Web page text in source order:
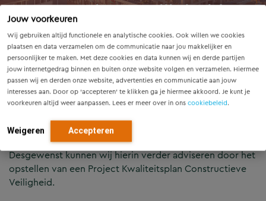
Jouw voorkeuren
Wij gebruiken altijd functionele en analytische cookies. Ook willen we cookies
plaatsen en data verzamelen om de communicatie naar jou makkelijker en
persoonlijker te maken. Met deze cookies en data kunnen wij en derde partijen
jouw internetgedrag binnen en buiten onze website volgen en verzamelen. Hiermee
passen wij en derden onze website, advertenties en communicatie aan jouw
interesses aan. Door op ‘accepteren’ te klikken ga je hiermee akkoord. Je kunt je
voorkeuren altijd weer aanpassen. Lees er meer over in ons cookiebeleid.
Weigeren Accepteren
Constructieve veiligheid
Vanaf het initiatief tot en met het gebruik staat de
Daarnaast zetten wij onze expertise in op projecten door
middel van een second opinion of een CC3-toets.
Desgewenst kunnen wij hierin verder adviseren door het
opstellen van een Project Kwaliteitsplan Constructieve
Veiligheid.